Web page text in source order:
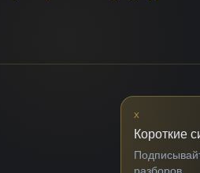
X
Короткие